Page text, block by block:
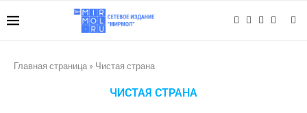
Главная страница » Чистая страна
ЧИСТАЯ СТРАНА